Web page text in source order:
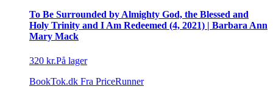
To Be Surrounded by Almighty God, the Blessed and
Holy Trinity and I Am Redeemed (4, 2021) | Barbara Ann
Mary Mack
320 kr.På lager
BookTok.dk Fra PriceRunner